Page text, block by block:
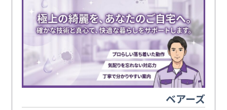
ベアーズ